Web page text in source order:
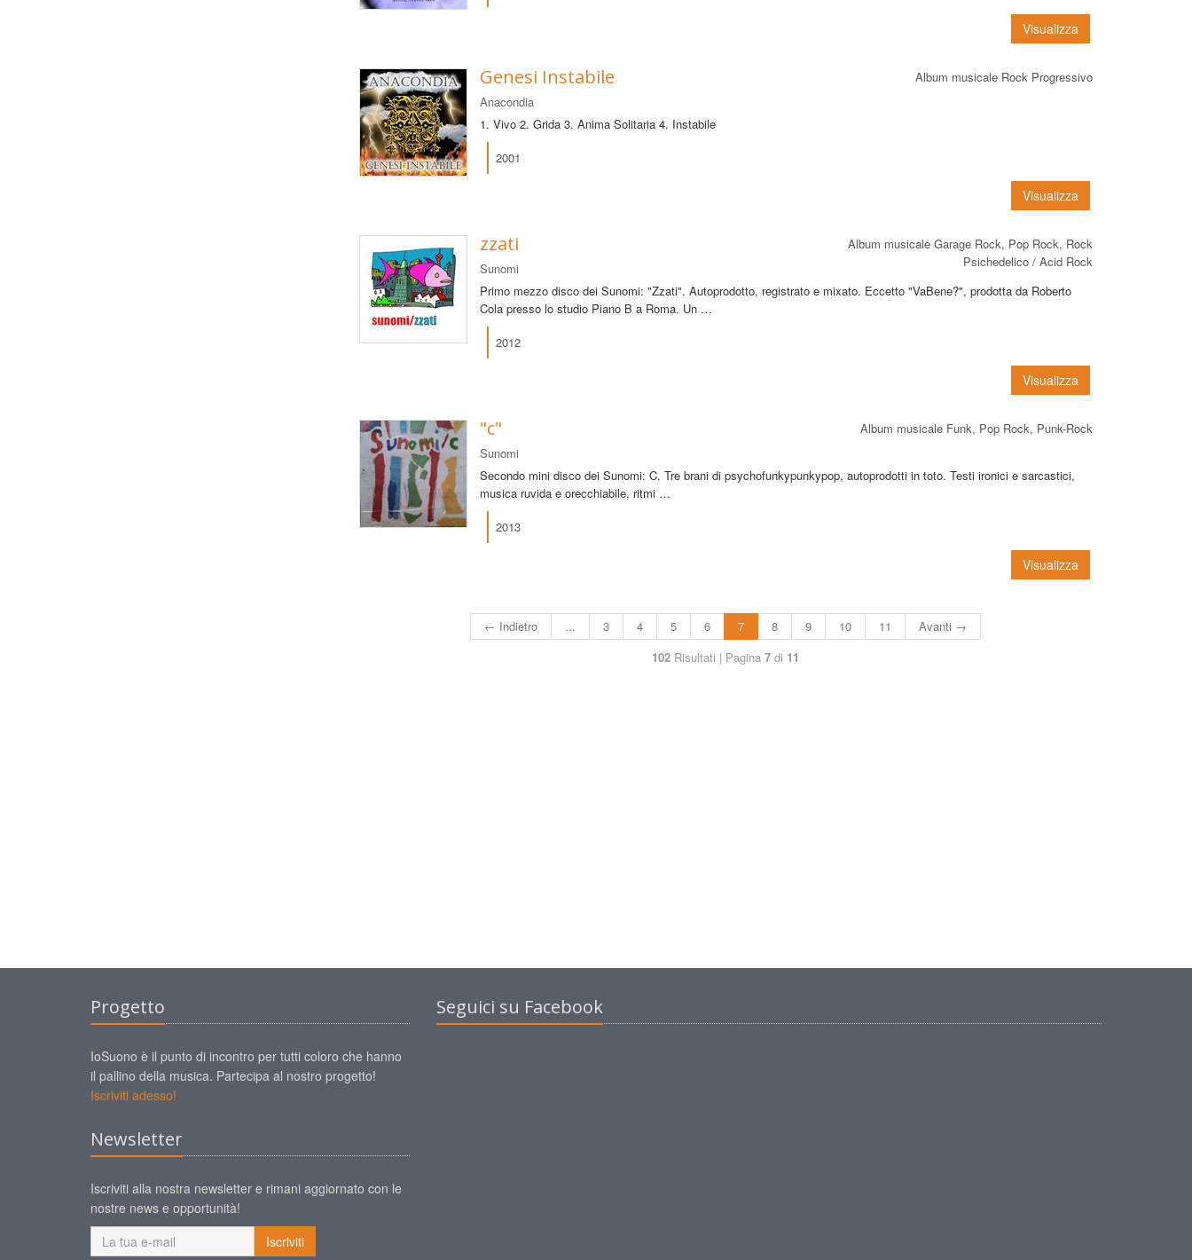
Visualizza
Album musicale Rock Progressivo
Genesi Instabile
Anacondia
1. Vivo 2. Grida 3. Anima Solitaria 4. Instabile
2001
Visualizza
Album musicale Garage Rock, Pop Rock, Rock
Psichedelico / Acid Rock
zzati
Sunomi
Primo mezzo disco dei Sunomi: "Zzati". Autoprodotto, registrato e mixato. Eccetto "VaBene?", prodotta da Roberto
Cola presso lo studio Piano B a Roma. Un …
2012
Visualizza
Album musicale Funk, Pop Rock, Punk-Rock
"c"
Sunomi
Secondo mini disco dei Sunomi: C. Tre brani di psychofunkypunkypop, autoprodotti in toto. Testi ironici e sarcastici,
musica ruvida e orecchiabile, ritmi …
2013
Visualizza
← Indietro ... 3 4 5 6 7 8 9 10 11
Avanti →
102 Risultati | Pagina7 di 11
Progetto
IoSuono è il punto di incontro per tutti coloro che hanno
il pallino della musica. Partecipa al nostro progetto!
Iscriviti adesso!
Newsletter
Iscriviti alla nostra newsletter e rimani aggiornato con le
nostre news e opportunità!
Iscriviti
Seguici su Facebook